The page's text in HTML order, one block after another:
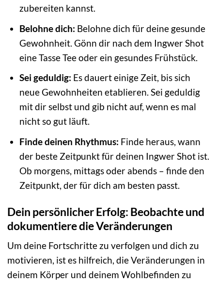
zubereiten kannst.
Belohne dich: Belohne dich für deine gesunde
Gewohnheit. Gönn dir nach dem Ingwer Shot
eine Tasse Tee oder ein gesundes Frühstück.
Sei geduldig: Es dauert einige Zeit, bis sich
neue Gewohnheiten etablieren. Sei geduldig
mit dir selbst und gib nicht auf, wenn es mal
nicht so gut läuft.
Finde deinen Rhythmus: Finde heraus, wann
der beste Zeitpunkt für deinen Ingwer Shot ist.
Ob morgens, mittags oder abends – finde den
Zeitpunkt, der für dich am besten passt.
Dein persönlicher Erfolg: Beobachte und
dokumentiere die Veränderungen
Um deine Fortschritte zu verfolgen und dich zu
motivieren, ist es hilfreich, die Veränderungen in
deinem Körper und deinem Wohlbefinden zu